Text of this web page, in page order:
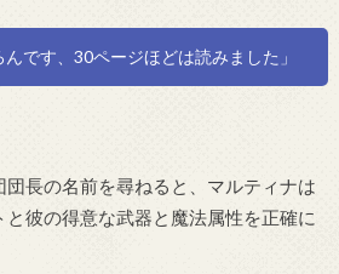
んです、30ページほどは読みました」
団長の名前を尋ねると、マルティナは
彼の得意な武器と魔法属性を正確に